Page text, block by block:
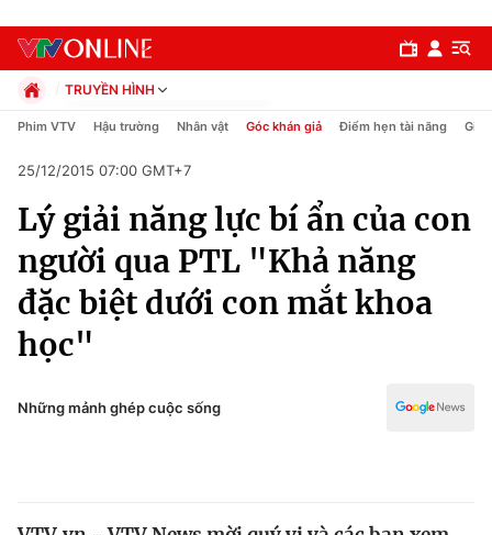
Chuyên mục
Chính trị
Xã hội
TRUYỀN HÌNH
Chính trị
Pháp luật
Kinh tế
Thể thao
Truyền hình
Văn hóa - Giải trí
Giáo dục
Phim VTV Hậu trường Nhân vật Góc khán giả Điểm hẹn tài năng Giải
25/12/2015 07:00 GMT+7
Lý giải năng lực bí ẩn của con
người qua PTL "Khả năng
đặc biệt dưới con mắt khoa
học"
Những mảnh ghép cuộc sống